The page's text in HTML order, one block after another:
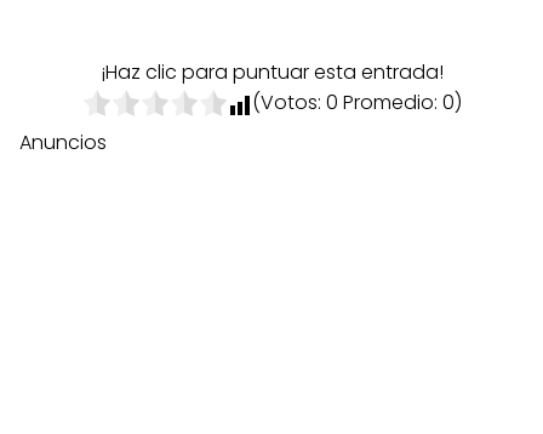
¡Haz clic para puntuar esta entrada!
(Votos: 0 Promedio: 0)
Anuncios